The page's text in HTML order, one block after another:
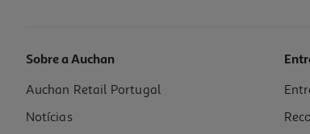
Tempero Auchan No Forno Com Sabor A Barbecue 28g
38.93 €/Kg
Sobre a Auchan
Auchan Retail Portugal
Notícias